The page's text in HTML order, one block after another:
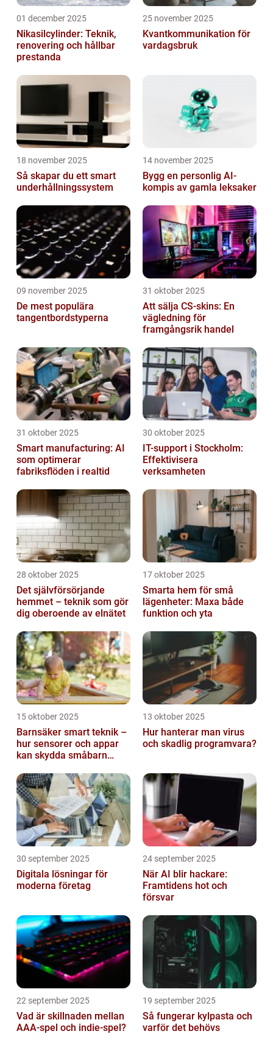
01 december 2025
Nikasilcylinder: Teknik,
renovering och hållbar
prestanda
25 november 2025
Kvantkommunikation för
vardagsbruk
18 november 2025
Så skapar du ett smart
underhållningssystem
14 november 2025
Bygg en personlig AI-
kompis av gamla leksaker
09 november 2025
De mest populära
tangentbordstyperna
31 oktober 2025
Att sälja CS-skins: En
vägledning för
framgångsrik handel
31 oktober 2025
Smart manufacturing: AI
som optimerar
fabriksflöden i realtid
30 oktober 2025
IT-support i Stockholm:
Effektivisera
verksamheten
28 oktober 2025
Det självförsörjande
hemmet – teknik som gör
dig oberoende av elnätet
17 oktober 2025
Smarta hem för små
lägenheter: Maxa både
funktion och yta
15 oktober 2025
Barnsäker smart teknik –
hur sensorer och appar
kan skydda småbarn
13 oktober 2025
Hur hanterar man virus
och skadlig programvara?
30 september 2025
Digitala lösningar för
moderna företag
24 september 2025
När AI blir hackare:
Framtidens hot och
försvar
22 september 2025
Vad är skillnaden mellan
AAA-spel och indie-spel?
19 september 2025
Så fungerar kylpasta och
varför det behövs